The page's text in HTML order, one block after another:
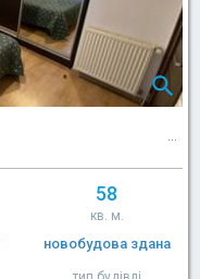
58
кв. м.
новобудова здана